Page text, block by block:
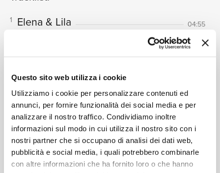
Questo sito web utilizza i cookie
Utilizziamo i cookie per personalizzare contenuti ed
annunci, per fornire funzionalità dei social media e per
analizzare il nostro traffico. Condividiamo inoltre
informazioni sul modo in cui utilizza il nostro sito con i
nostri partner che si occupano di analisi dei dati web,
pubblicità e social media, i quali potrebbero combinarle
con altre informazioni che ha fornito loro o che hanno
1 Elena & Lila
04:55
Formati disponibili:
Digitale eSingle Audio/Single Track HD
From “My Brilliant Friend” TV Series Soundtrack
Data di pubblicazione:30.11.2018
UPC:00028948366163
RICERCA
CHI SIAMO
CONTATTI